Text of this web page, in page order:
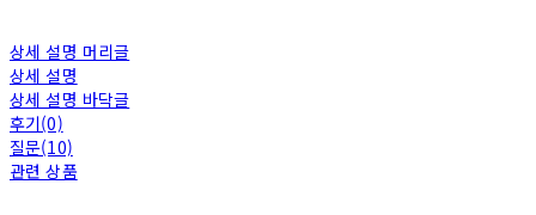
상세 설명 머리글
상세 설명
상세 설명 바닥글
후기(0)
질문(10)
관련 상품